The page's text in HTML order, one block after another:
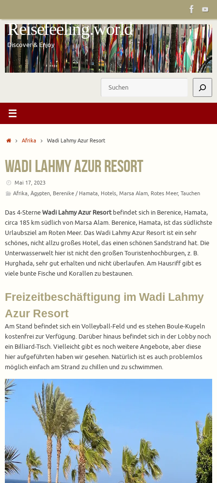
springen
Reisefeeling.world
Discover & Enjoy
StartAfrika Wadi Lahmy Azur Resort
Wadi Lahmy Azur Resort
Mai 17, 2023
Afrika, Ägypten, Berenike / Hamata, Hotels, Marsa Alam, Rotes Meer, Tauchen
Das 4-SterneWadi Lahmy Azur Resortbefindet sich in Berenice, Hamata,
circa 185 km südlich von Marsa Alam. Berenice, Hamata, ist das südlichste
Urlaubsziel am Roten Meer. Das Wadi Lahmy Azur Resort ist ein sehr
schönes, nicht allzu großes Hotel, das einen schönen Sandstrand hat. Die
Unterwasserwelt hier ist nicht den großen Touristenhochburgen, z. B.
Hurghada, sehr gut erhalten und nicht überlaufen. Am Hausriff gibt es
viele bunte Fische und Korallen zu bestaunen.
Freizeitbeschäftigung im Wadi Lahmy
Azur Resort
Am Stand befindet sich ein Volleyball-Feld und es stehen Boule-Kugeln
kostenfrei zur Verfügung. Darüber hinaus befindet sich in der Lobby noch
ein Billiard-Tisch. Vielleicht gibt es noch weitere Angebote, aber diese
hier aufgeführten haben wir gesehen. Natürlich ist es auch problemlos
möglich einfach am Strand zu chillen und zu schwimmen.